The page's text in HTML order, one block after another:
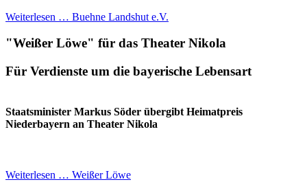
Weiterlesen … Buehne Landshut e.V.
"Weißer Löwe" für das Theater Nikola
Für Verdienste um die bayerische Lebensart
Staatsminister Markus Söder übergibt Heimatpreis
Niederbayern an Theater Nikola
Weiterlesen … Weißer Löwe